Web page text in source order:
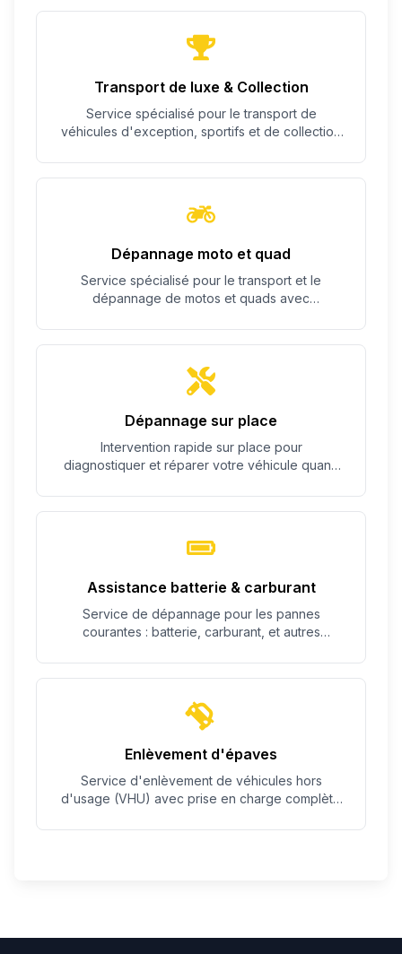
Transport de luxe & Collection
Service spécialisé pour le transport de
véhicules d'exception, sportifs et de collection
Dépannage moto et quad
Service spécialisé pour le transport et le
dépannage de motos et quads avec
Dépannage sur place
Intervention rapide sur place pour
diagnostiquer et réparer votre véhicule quand
Assistance batterie & carburant
Service de dépannage pour les pannes
courantes : batterie, carburant, et autres
Enlèvement d'épaves
Service d'enlèvement de véhicules hors
d'usage (VHU) avec prise en charge complète